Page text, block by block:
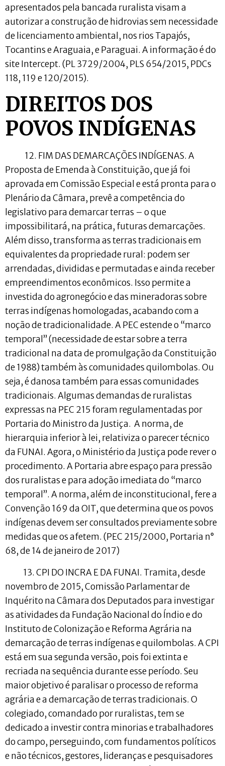
apresentados pela bancada ruralista visam a
autorizar a construção de hidrovias sem necessidade
de licenciamento ambiental, nos rios Tapajós,
Tocantins e Araguaia, e Paraguai. A informação é do
site Intercept. (PL 3729/2004, PLS 654/2015, PDCs
118, 119 e 120/2015).
DIREITOS DOS
POVOS INDÍGENAS
12. FIM DAS DEMARCAÇÕES INDÍGENAS. A
Proposta de Emenda à Constituição, que já foi
aprovada em Comissão Especial e está pronta para o
Plenário da Câmara, prevê a competência do
legislativo para demarcar terras – o que
impossibilitará, na prática, futuras demarcações.
Além disso, transforma as terras tradicionais em
equivalentes da propriedade rural: podem ser
arrendadas, divididas e permutadas e ainda receber
empreendimentos econômicos. Isso permite a
investida do agronegócio e das mineradoras sobre
terras indígenas homologadas, acabando com a
noção de tradicionalidade. A PEC estende o “marco
temporal” (necessidade de estar sobre a terra
tradicional na data de promulgação da Constituição
de 1988) também às comunidades quilombolas. Ou
seja, é danosa também para essas comunidades
tradicionais. Algumas demandas de ruralistas
expressas na PEC 215 foram regulamentadas por
Portaria do Ministro da Justiça. A norma, de
hierarquia inferior à lei, relativiza o parecer técnico
da FUNAI. Agora, o Ministério da Justiça pode rever o
procedimento. A Portaria abre espaço para pressão
dos ruralistas e para adoção imediata do “marco
temporal”. A norma, além de inconstitucional, fere a
Convenção 169 da OIT, que determina que os povos
indígenas devem ser consultados previamente sobre
medidas que os afetem. (PEC 215/2000, Portaria n°
68, de 14 de janeiro de 2017)
13. CPI DO INCRA E DA FUNAI. Tramita, desde
novembro de 2015, Comissão Parlamentar de
Inquérito na Câmara dos Deputados para investigar
as atividades da Fundação Nacional do Índio e do
Instituto de Colonização e Reforma Agrária na
demarcação de terras indígenas e quilombolas. A CPI
está em sua segunda versão, pois foi extinta e
recriada na sequência durante esse período. Seu
maior objetivo é paralisar o processo de reforma
agrária e a demarcação de terras tradicionais. O
colegiado, comandado por ruralistas, tem se
dedicado a investir contra minorias e trabalhadores
do campo, perseguindo, com fundamentos políticos
e não técnicos, gestores, lideranças e pesquisadores